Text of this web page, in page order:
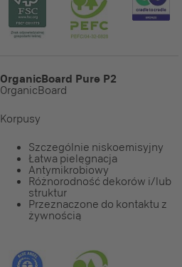
OrganicBoard Pure P2
OrganicBoard
Korpusy
Szczególnie niskoemisyjny
Łatwa pielęgnacja
Antymikrobiowy
Różnorodność dekorów i/lub
struktur
Przeznaczone do kontaktu z
żywnością